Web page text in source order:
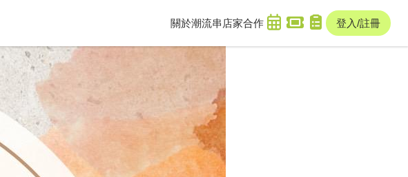
關於潮流串 店家合作 登入/註冊